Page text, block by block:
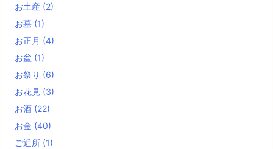
お土産 (2)
お墓 (1)
お正月 (4)
お盆 (1)
お祭り (6)
お花見 (3)
お酒 (22)
お金 (40)
ご近所 (1)